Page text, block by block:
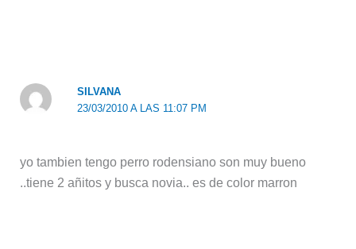
SILVANA
23/03/2010 A LAS 11:07 PM
yo tambien tengo perro rodensiano son muy bueno
..tiene 2 añitos y busca novia.. es de color marron